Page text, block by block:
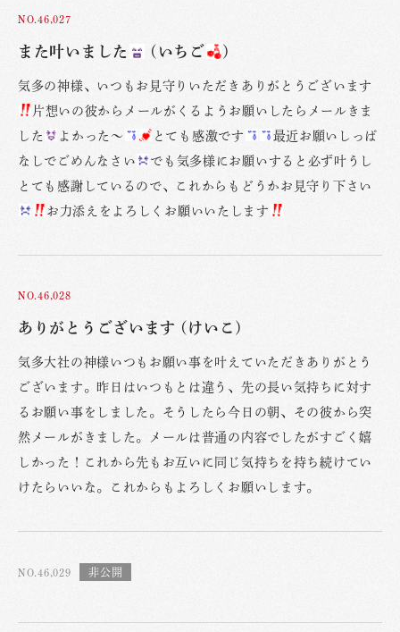
NO.46,027
また叶いました (いちご )
気多の神様、いつもお見守りいただきありがとうございます
片想いの彼からメールがくるようお願いしたらメールきま
した
よかった〜 とても感激です
最近お願いしっぱ
なしでごめんなさい
でも気多様にお願いすると必ず叶うし
とても感謝しているので、これからもどうかお見守り下さい
お力添えをよろしくお願いいたします
NO.46,028
ありがとうございます (けいこ)
気多大社の神様いつもお願い事を叶えていただきありがとう
ございます。昨日はいつもとは違う、先の長い気持ちに対す
るお願い事をしました。そうしたら今日の朝、その彼から突
然メールがきました。メールは普通の内容でしたがすごく嬉
しかった！これから先もお互いに同じ気持ちを持ち続けてい
けたらいいな。これからもよろしくお願いします。
NO.46,029